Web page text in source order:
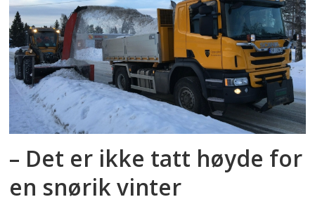
– Det er ikke tatt høyde for
en snørik vinter